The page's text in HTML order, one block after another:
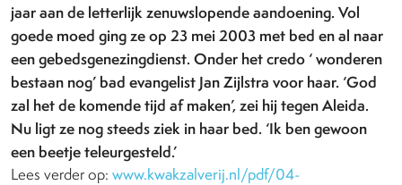
jaar aan de letterlijkzenuwslopende aandoening. Vol
goede moed ging ze op 23 mei2003 met bed en al naar
een gebedsgenezingdienst. Onder hetcredo ‘ wonderen
bestaan nog’ bad evangelist Jan Zijlstra voor haar. ‘God
zal het de komende tijd af maken’, zei hij tegenAleida.
Nu ligt ze nog steeds ziek in haar bed. ‘Ik ben gewoon
een beetje teleurgesteld.’
Lees verder op: www.kwakzalverij.nl/pdf/04-